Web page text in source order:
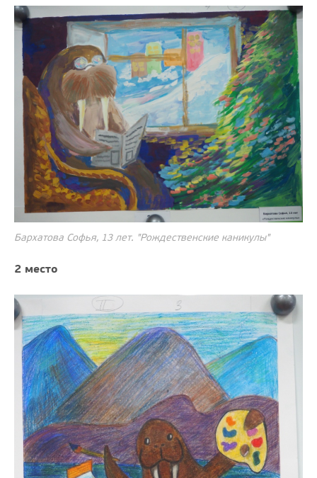
Бархатова Софья, 13 лет. "Рождественские каникулы"
2 место